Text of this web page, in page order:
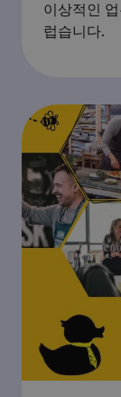
이상적인
럽습니다.